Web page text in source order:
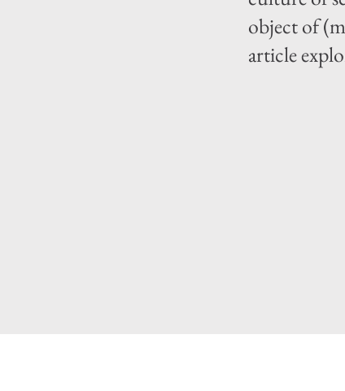
object of
article